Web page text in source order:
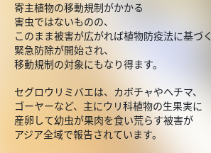
寄主植物の移動規制がかかる
害虫ではないものの、
このまま被害が広がれば植物防疫法に基づく
緊急防除が開始され、
移動規制の対象にもなり得ます。
セグロウリミバエは、カボチャやヘチマ、
ゴーヤーなど、主にウリ科植物の生果実に
産卵して幼虫が果肉を食い荒らす被害が
アジア全域で報告されています。